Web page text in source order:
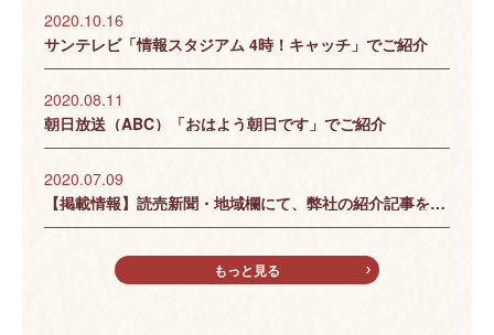
2020.10.16
サンテレビ「情報スタジアム 4時！キャッチ」でご紹介
2020.08.11
朝日放送（ABC）「おはよう朝日です」でご紹介
2020.07.09
【掲載情報】読売新聞・地域欄にて、弊社の紹介記事を掲載
もっと見る